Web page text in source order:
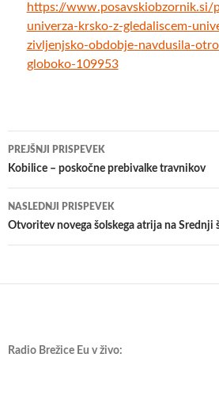
https://www.posavskiobzornik.si/
univerza-krsko-z-gledaliscem-
zivljenjsko-obdobje-navdusila-
globoko-109953
Krmarjenje
po
prispevkih
PREJŠNJI PRISPEVEK
Kobilice – poskočne prebivalke travnikov
NASLEDNJI PRISPEVEK
Otvoritev novega šolskega atrija na Srednji
Radio Brežice Eu v živo: